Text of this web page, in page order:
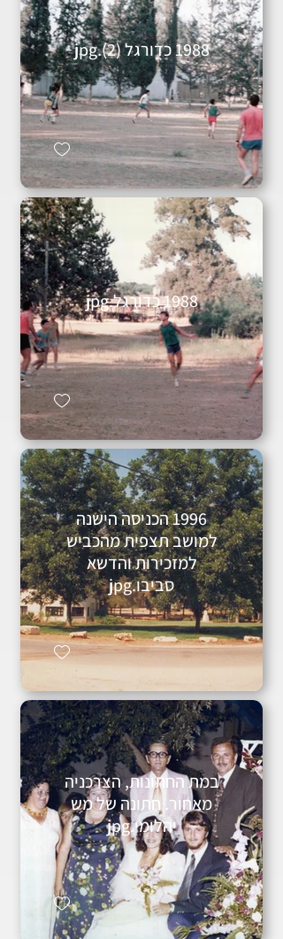
1988 כדורגל (2).jpg
1988 כדורגל.jpg
1996 הכניסה הישנה
למושב תצפית מהכביש
למזכירות והדשא
סביבו.jpg
במת החתונות, הצרכניה
מאחור. חתונה של מש
יהלומי.jpg